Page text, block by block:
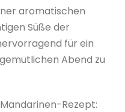
aromatischen
Süße der
für ein
Abend zu
Rezept: